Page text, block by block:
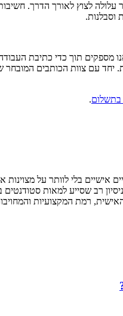
לצוץ לאורך הדרך.
וסבלנות.
מספקים תוך כדי כתיבת
עם צוות הכותבים המובחר
בתשלום.
בלי לוותר על מצוינות
רב שסייע למאות סטודנטים
רמת המקצועיות